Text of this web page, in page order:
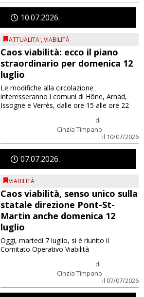
1007 2026
ATTUALITA',VIABILITÀ
Caos viabilità: ecco il piano
straordinario per domenica 12
luglio
di
Cinzia Timpano
il 10/07/2026
Le modifiche alla circolazione
interesseranno i comuni di Hône, Arnad,
Issogne e Verrès, dalle ore 15 alle ore 22
0707 2026
VIABILITÀ
Caos viabilità, senso unico sulla
statale direzione Pont-St-
Martin anche domenica 12
luglio
di
Cinzia Timpano
il 07/07/2026
Oggi, martedì 7 luglio, si è riunito il
Comitato Operativo Viabilità